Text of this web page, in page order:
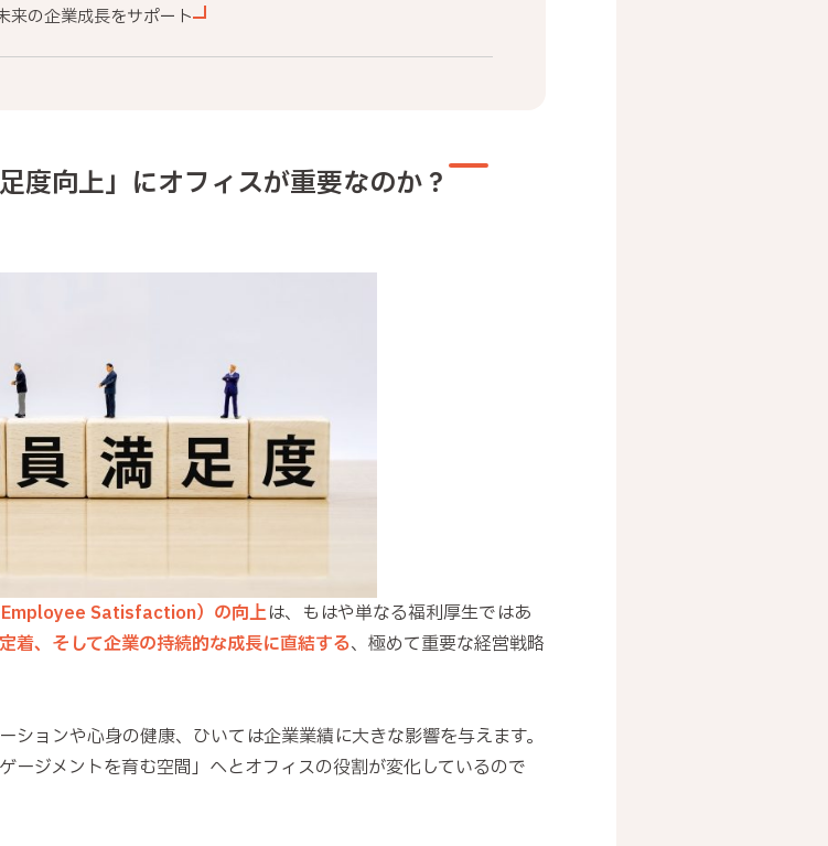
来の企業成長をサポート
度向上」にオフィスが重要なのか？
Employee Satisfaction）の向上は、もはや単なる福利厚生ではあ
着、そして企業の持続的な成長に直結する、極めて重要な経営戦略
ションや心身の健康、ひいては企業業績に大きな影響を与えます。
ージメントを育む空間」へとオフィスの役割が変化しているので